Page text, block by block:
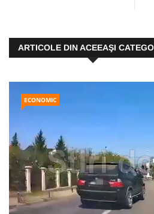
ARTICOLE DIN ACEEAŞI
ECONOMIC